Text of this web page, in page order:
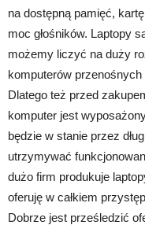
na dostępną pamięć,
moc głośników. Laptopy
możemy liczyć na duży
komputerów
Dlatego też przed
komputer jest
będzie w stanie przez
utrzymywać
dużo firm produkuje
oferuję w całkiem
Dobrze jest prześledzić